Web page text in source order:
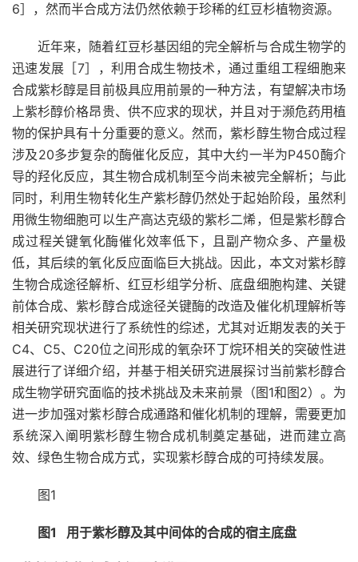
6］，然而半合成方法仍然依赖于珍稀的红豆杉植物资源。
近年来，随着红豆杉基因组的完全解析与合成生物学的
迅速发展［7］，利用合成生物技术，通过重组工程细胞来
合成紫杉醇是目前极具应用前景的一种方法，有望解决市场
上紫杉醇价格昂贵、供不应求的现状，并且对于濒危药用植
物的保护具有十分重要的意义。然而，紫杉醇生物合成过程
涉及20多步复杂的酶催化反应，其中大约一半为P450酶介
导的羟化反应，其生物合成机制至今尚未被完全解析；与此
同时，利用生物转化生产紫杉醇仍然处于起始阶段，虽然利
用微生物细胞可以生产高达克级的紫杉二烯，但是紫杉醇合
成过程关键氧化酶催化效率低下，且副产物众多、产量极
低，其后续的氧化反应面临巨大挑战。因此，本文对紫杉醇
生物合成途径解析、红豆杉组学分析、底盘细胞构建、关键
前体合成、紫杉醇合成途径关键酶的改造及催化机理解析等
相关研究现状进行了系统性的综述，尤其对近期发表的关于
C4、C5、C20位之间形成的氧杂环丁烷环相关的突破性进
展进行了详细介绍，并基于相关研究进展探讨当前紫杉醇合
成生物学研究面临的技术挑战及未来前景（图1和图2）。为
进一步加强对紫杉醇合成通路和催化机制的理解，需要更加
系统深入阐明紫杉醇生物合成机制奠定基础，进而建立高
效、绿色生物合成方式，实现紫杉醇合成的可持续发展。
图1
图1 用于紫杉醇及其中间体的合成的宿主底盘